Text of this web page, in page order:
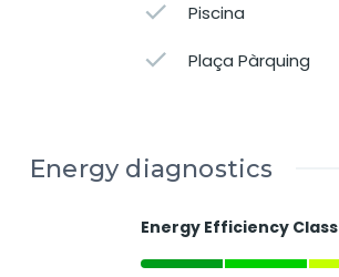
Piscina
Plaça Pàrquing
Energy diagnostics
Energy Efficiency Class